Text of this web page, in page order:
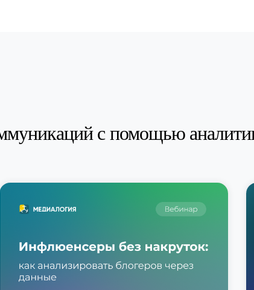
с помощью